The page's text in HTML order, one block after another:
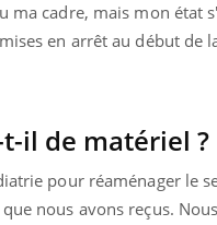
ma cadre, mais mon
en arrêt au début de
il de matériel ?
pour réaménager le
nous avons reçus.